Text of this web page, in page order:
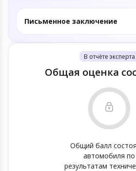
Письменное заключение
В отчёте эксперта
Общая оценка
Общий балл
автомобиля по
результатам